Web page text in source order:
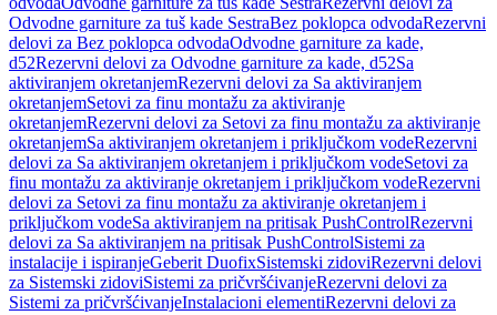
Odvodne garniture za tuš kade SestraBez poklopca odvodaRezervni
delovi za Bez poklopca odvodaOdvodne garniture za kade,
d52Rezervni delovi za Odvodne garniture za kade, d52Sa
aktiviranjem okretanjemRezervni delovi za Sa aktiviranjem
okretanjemSetovi za finu montažu za aktiviranje
okretanjemRezervni delovi za Setovi za finu montažu za aktiviranje
okretanjemSa aktiviranjem okretanjem i priključkom vodeRezervni
delovi za Sa aktiviranjem okretanjem i priključkom vodeSetovi za
finu montažu za aktiviranje okretanjem i priključkom vodeRezervni
delovi za Setovi za finu montažu za aktiviranje okretanjem i
priključkom vodeSa aktiviranjem na pritisak PushControlRezervni
delovi za Sa aktiviranjem na pritisak PushControlSistemi za
instalacije i ispiranjeGeberit DuofixSistemski zidoviRezervni delovi
za Sistemski zidoviSistemi za pričvršćivanjeRezervni delovi za
Sistemi za pričvršćivanjeInstalacioni elementiRezervni delovi za